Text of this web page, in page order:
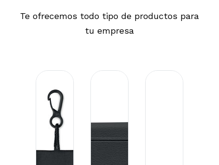
Te ofrecemos todo tipo de productos para
tu empresa